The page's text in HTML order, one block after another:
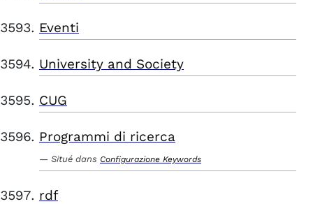
Eventi
University and Society
CUG
Programmi di ricerca
Situé dans Configurazione Keywords
rdf